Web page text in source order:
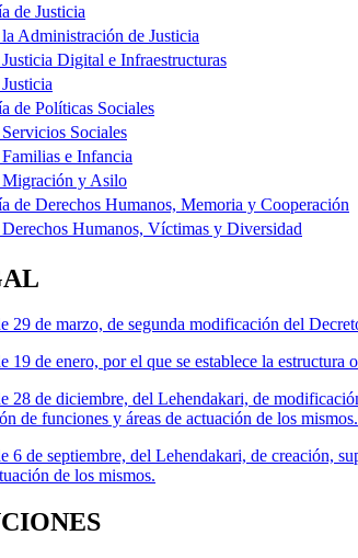
de Justicia
Administración de Justicia
Digital e Infraestructuras
de Políticas Sociales
Sociales
e Infancia
y Asilo
de Derechos Humanos, Memoria y Cooperación
Humanos, Víctimas y Diversidad
de marzo, de segunda modificación del
de enero, por el que se establece la
28 de diciembre, del Lehendakari, de
de funciones y áreas de actuación de los mismos.
de septiembre, del Lehendakari, de creación,
de los mismos.